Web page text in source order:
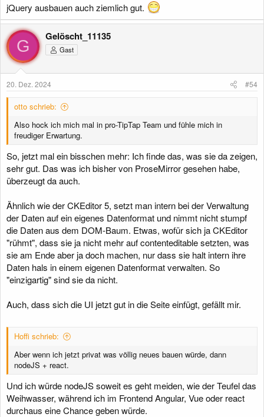
jQuery ausbauen auch ziemlich gut.
G
Gelöscht_11135
Gast
20. Dez. 2024 #54
otto schrieb:
Also hock ich mich mal in pro-TipTap Team und fühle mich in
freudiger Erwartung.
So, jetzt mal ein bisschen mehr: Ich finde das, was sie da zeigen,
sehr gut. Das was ich bisher von ProseMirror gesehen habe,
überzeugt da auch.
Ähnlich wie der CKEditor 5, setzt man intern bei der Verwaltung
der Daten auf ein eigenes Datenformat und nimmt nicht stumpf
die Daten aus dem DOM-Baum. Etwas, wofür sich ja CKEditor
"rühmt", dass sie ja nicht mehr auf contenteditable setzten, was
sie am Ende aber ja doch machen, nur dass sie halt intern ihre
Daten hals in einem eigenen Datenformat verwalten. So
"einzigartig" sind sie da nicht.
Auch, dass sich die UI jetzt gut in die Seite einfügt, gefällt mir.
Hoffi schrieb:
Aber wenn ich jetzt privat was völlig neues bauen würde, dann
nodeJS + react.
Und ich würde nodeJS soweit es geht meiden, wie der Teufel das
Weihwasser, während ich im Frontend Angular, Vue oder react
durchaus eine Chance geben würde.